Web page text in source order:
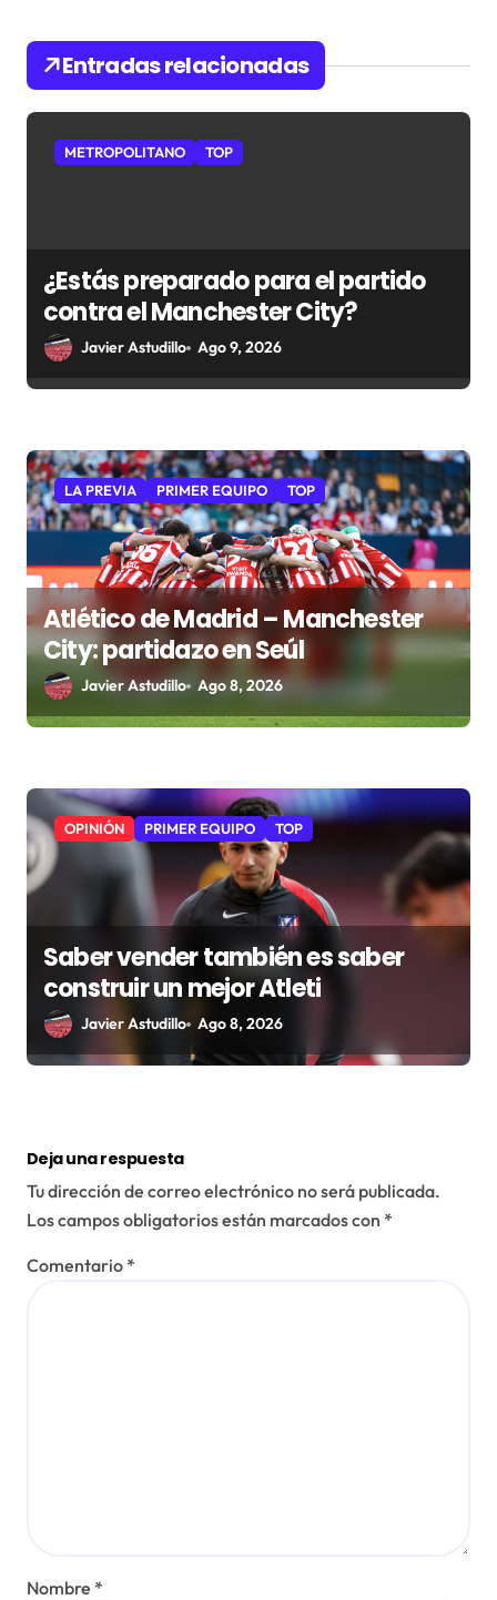
d
e
d
a
Entradas relacionadas
METROPOLITANO TOP
¿Estás preparado para el partido
contra el Manchester City?
Javier Astudillo Ago 9, 2026
LA PREVIA PRIMER EQUIPO TOP
Atlético de Madrid – Manchester
City: partidazo en Seúl
Javier Astudillo Ago 8, 2026
OPINIÓN PRIMER EQUIPO TOP
Saber vender también es saber
construir un mejor Atleti
Javier Astudillo Ago 8, 2026
Deja una respuesta
Tu dirección de correo electrónico no será publicada.
Los campos obligatorios están marcados con *
Comentario *
Nombre *